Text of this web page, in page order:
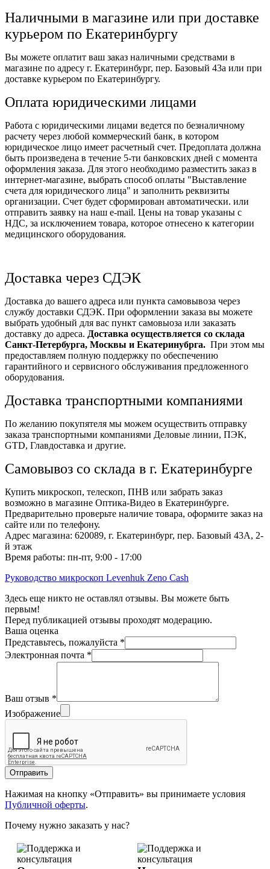
Наличными в магазине или при доставке
курьером по Екатеринбургу
Вы можете оплатит ваш заказ наличными средствами в
магазине по адресу г. Екатеринбург, пер. Базовый 43а или при
доставке курьером по Екатеринбургу.
Оплата юридическими лицами
Работа с юридическими лицами ведется по безналичному
расчету через любой коммерческий банк, в котором
юридическое лицо имеет расчетный счет. Предоплата должна
быть произведена в течение 5-ти банковских дней с момента
оформления заказа. Для этого необходимо разместить заказ в
интернет-магазине, выбрать способ оплаты "Выставление
счета для юридического лица" и заполнить реквизиты
организации. Счет будет сформирован автоматически. или
отправить заявку на наш e-mail. Цены на товар указаны с
НДС, за исключением товара, которое отнесено к категории
медицинского оборудования.
Доставка через СДЭК
Доставка до вашего адреса или пункта самовывоза через
службу доставки СДЭК. При оформлении заказа вы можете
выбрать удобный для вас пункт самовыоза или заказать
доставку до адреса. Доставка осуществляется со склада
Санкт-Петербурга, Москвы и Екатеринубрга. При этом мы
предоставляем полную поддержку по обеспечению
гарантийного и сервисного обслуживания предложенного
оборудования.
Доставка транспортными компаниями
По желанию покупятеля мы можем осуществить отправку
заказа транспортными компаниями Деловые линии, ПЭК,
GTD, Главдоставка и другие.
Самовывоз со склада в г. Екатеринбурге
Купить микроскоп, телескоп, ПНВ или забрать заказ
возможно в магазине Оптика-Видео в Екатеринбурге.
Предварительно проверьте наличие товара, оформите заказ на
сайте или по телефону.
Адрес магазина: 620089, г. Екатеринбург, пер. Базовый 43А, 2-
й этаж
Время работы: пн-пт, 9:00 - 17:00
Руководство микроскоп Levenhuk Zeno Cash
Здесь еще никто не оставлял отзывы. Вы можете быть
первым!
Перед публикацией отзывы проходят модерацию.
Ваша оценка
Представьтесь, пожалуйста *
Электронная почта *
Ваш отзыв *
Изображение
Отправить
Нажимая на кнопку «Отправить» вы принимаете условия
Публичной оферты.
Почему нужно заказать у нас?